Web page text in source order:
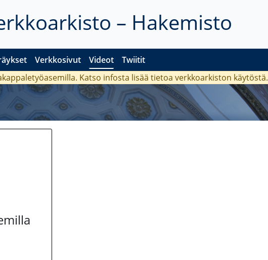
– Hakemisto
Verkkosivut Videot Twiitit
Katso infosta lisää tietoa verkkoarkiston käytöstä.